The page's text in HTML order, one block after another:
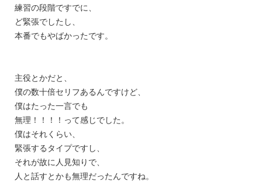
練習の段階ですでに、
ど緊張でしたし、
本番でもやばかったです。
主役とかだと、
僕の数十倍セリフあるんですけど、
僕はたった一言でも
無理！！！！って感じでした。
僕はそれくらい、
緊張するタイプですし、
それが故に人見知りで、
人と話すとかも無理だったんですね。